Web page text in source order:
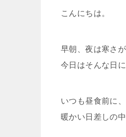
こんにちは。
早朝、夜は寒さ
今日はそんな日
いつも昼食前に
暖かい日差しの